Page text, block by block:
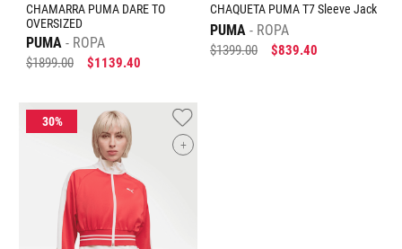
CHAMARRA PUMA DARE TO
OVERSIZED
PUMA ROPA
$1899.00 $1139.40
CHAQUETA PUMA T7 Sleeve Jack
PUMA ROPA
$1399.00 $839.40
+